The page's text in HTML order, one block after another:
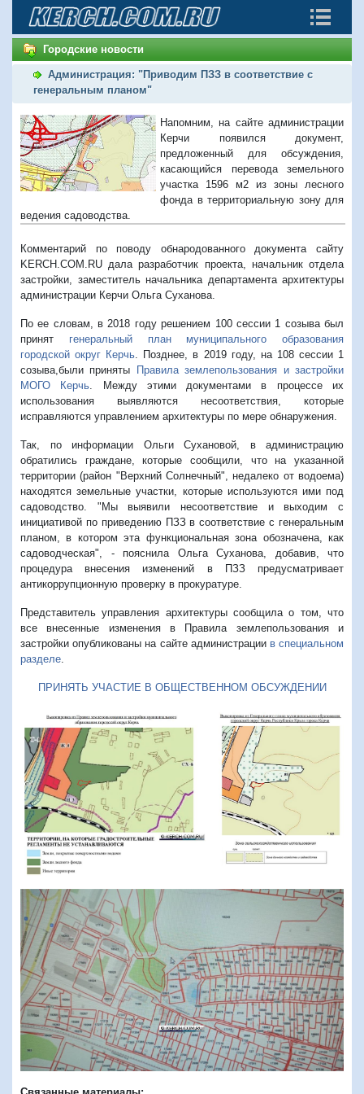
Городские новости
Администрация: "Приводим ПЗЗ в соответствие с
генеральным планом"
Напомним, на сайте администрации
Керчи появился документ,
предложенный для обсуждения,
касающийся перевода земельного
участка 1596 м2 иззоны лесного
фонда втерриториальную зону для
ведения садоводства.
Комментарий по поводу обнародованного документа сайту
KERCH.COM.RU дала разработчик проекта, начальник отдела
застройки, заместитель начальника департамента архитектуры
администрации Керчи Ольга Суханова.
По ее словам, в 2018 году решением 100 сессии 1 созыва был
принят генеральный план муниципального образования
городской округ Керчь . Позднее, в 2019 году, на 108 сессии 1
созыва,были приняты Правила землепользования и застройки
МОГО Керчь . Между этими документами в процессе их
использования выявляются несоответствия, которые
исправляются управлением архитектуры по мере обнаружения.
Так, по информации Ольги Сухановой, в администрацию
обратились граждане, которые сообщили, что на указанной
территории (район "Верхний Солнечный", недалеко от водоема)
находятся земельные участки, которые используются ими под
садоводство. "Мы выявили несоответствие и выходим с
инициативой по приведению ПЗЗ в соответствие с генеральным
планом, в котором эта функциональная зона обозначена, как
садоводческая", - пояснила Ольга Суханова, добавив, что
процедура внесения изменений в ПЗЗ предусматривает
антикоррупционную проверку в прокуратуре.
Представитель управления архитектуры сообщила о том, что
все внесенные изменения в Правила землепользования и
застройки опубликованы на сайте администрации в специальном
разделе
ПРИНЯТЬ УЧАСТИЕ В ОБЩЕСТВЕННОМ ОБСУЖДЕНИИ